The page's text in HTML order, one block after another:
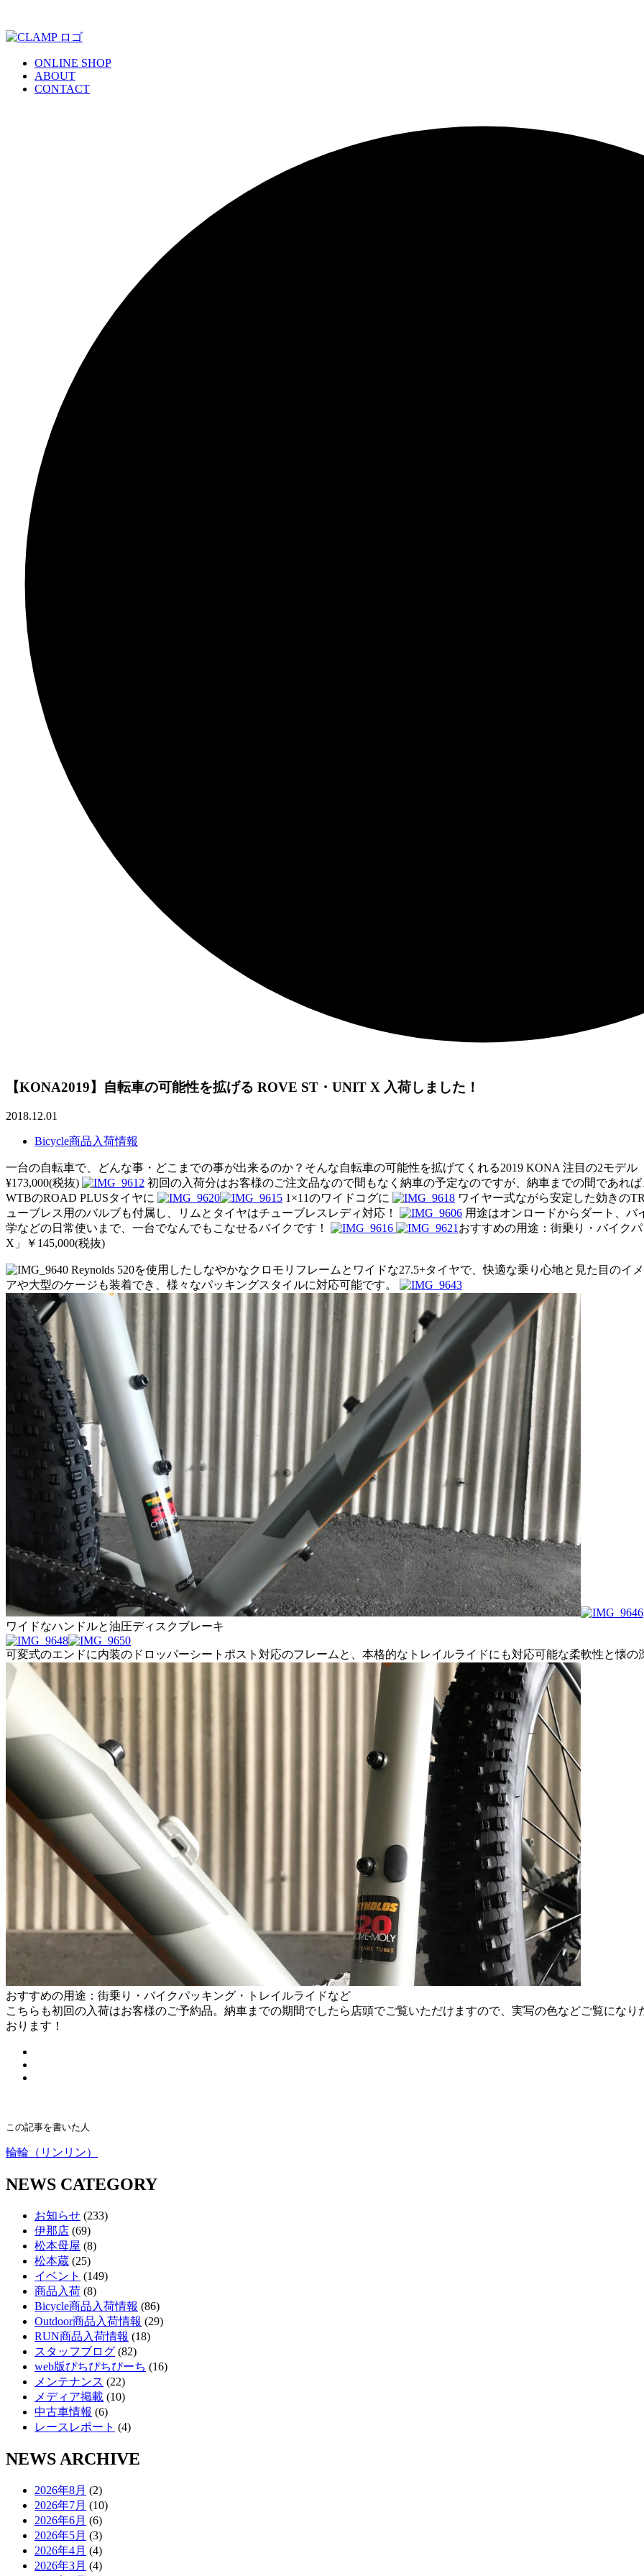
ONLINE SHOP
ABOUT
CONTACT
【KONA2019】自転車の可能性を拡げる ROVE ST・UNIT X 入荷しました！
2018.12.01
Bicycle商品入荷情報
一台の自転車で、どんな事・どこまでの事が出来るのか？そんな自転車の可能性を拡げてくれる2019 KONA 注目の2モデ
¥173,000(税抜)
初回の入荷分はお客様のご注文品なので間もなく納車の予定なのですが、納車までの間であれ
WTBのROAD PLUSタイヤに
1×11のワイドコグに
ワイヤー式ながら安定した効きの
ューブレス用のバルブも付属し、リムとタイヤはチューブレスレディ対応！
用途はオンロードからダート、 バ
学などの日常使いまで、 一台でなんでもこなせるバイクです！
おすすめの用途：街乗り・バイク
X」￥145,000(税抜)
Reynolds 520を使用したしなやかなクロモリフレームとワイドな27.5+タイヤで、快適な乗り心地と見た目のイ
アや大型のケージも装着でき 、様々なパッキングスタイルに対応可能です。
ワイドなハンドルと油圧ディスクブレーキ
可変式のエンドに内装のドロッパーシートポスト対応のフレームと、本格的なトレイルライドにも対応可能な柔軟性と懐の
おすすめの用途：街乗り・バイクパッキング・トレイルライドなど
こちらも初回の入荷はお客様のご予約品。納車までの期間でしたら店頭でご覧いただけますので、実写の色などご覧になり
おります！
この記事を書いた人
輪輪（リンリン）
NEWS CATEGORY
お知らせ (233)
伊那店 (69)
松本母屋 (8)
松本蔵 (25)
イベント (149)
商品入荷 (8)
Bicycle商品入荷情報 (86)
Outdoor商品入荷情報 (29)
RUN商品入荷情報 (18)
スタッフブログ (82)
web版ぴちぴちぴーち (16)
メンテナンス (22)
メディア掲載 (10)
中古車情報 (6)
レースレポート (4)
NEWS ARCHIVE
2026年8月 (2)
2026年7月 (10)
2026年6月 (6)
2026年5月 (3)
2026年4月 (4)
2026年3月 (4)